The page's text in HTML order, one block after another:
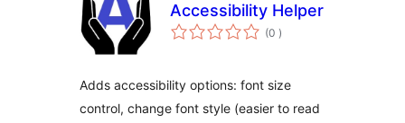
Accessibility Helper
(0 classificações
)
Adds accessibility options: font size
control, change font style (easier to read